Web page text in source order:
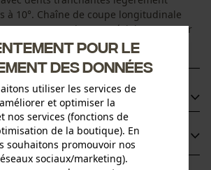
à 10°. Chaîne de coupe longitudinale
coupe en souplesse, spécialement pour
de petit diamètre pour des coupes
aisé
d'entraînement de sécurité
produit
pour le
des données
utiliser les services de
et optimiser la
nos services (fonctions de
de la boutique). En
souhaitons promouvoir nos
sociaux/marketing).